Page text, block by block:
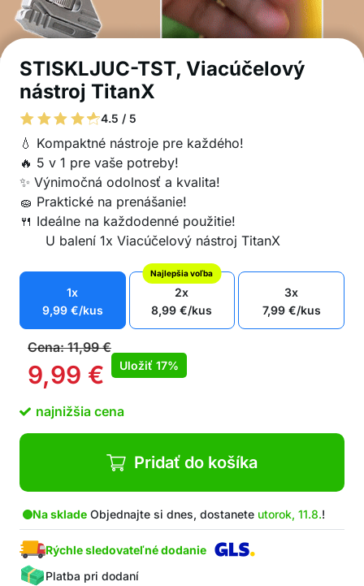
STISKLJUC-TST, Viacúčelový
nástroj TitanX
4.5 / 5
💧 Kompaktné nástroje pre každého!
🔥 5 v 1 pre vaše potreby!
✨ Výnimočná odolnosť a kvalita!
🧽 Praktické na prenášanie!
🍴 Ideálne na každodenné použitie!
U balení 1x Viacúčelový nástroj TitanX
1x
9,99 €/kus
Najlepšia voľba
2x
8,99€/kus
3x
7,99 €/kus
Cena:11,99€
9,99 € Uložiť 17%
najnižšia cena
Pridať do košíka
Na sklade Objednajte si dnes, dostanete utorok, 11.8.!
Rýchle sledovateľné dodanie
Platba pri dodaní